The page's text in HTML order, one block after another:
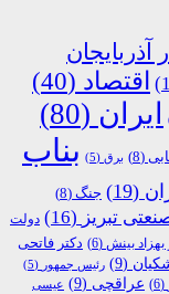
آذربایجان
اقتصاد (40)
ایران (80)
(8) برق (5)
بناب
(19) جنگ (8)
تبریز (16)
دولت
بهزاد بینش (6)
دکتر فاتحی
(9) رئیس جمهور (5)
(6) عراقچی (9)
عیسی